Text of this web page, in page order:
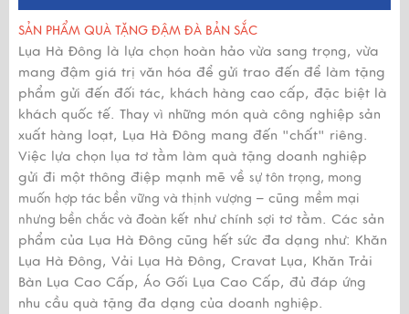
SẢN PHẨM QUÀ TẶNG ĐẬM ĐÀ BẢN SẮC
Lụa Hà Đông là lựa chọn hoàn hảo vừa sang trọng, vừa
mang đậm giá trị văn hóa để gửi trao đến để làm tặng
phẩm gửi đến đối tác, khách hàng cao cấp, đặc biệt là
khách quốc tế. Thay vì những món quà công nghiệp sản
xuất hàng loạt, Lụa Hà Đông mang đến "chất" riêng.
Việc lựa chọn lụa tơ tằm làm quà tặng doanh nghiệp
gửi đi một thông điệp mạnh mẽ về sự tôn trọng, mong
muốn hợp tác bền vững và thịnh vượng – cũng mềm mại
nhưng bền chắc và đoàn kết như chính sợi tơ tằm. Các sản
phẩm của Lụa Hà Đông cũng hết sức đa dạng như: Khăn
Lụa Hà Đông, Vải Lụa Hà Đông, Cravat Lụa, Khăn Trải
Bàn Lụa Cao Cấp, Áo Gối Lụa Cao Cấp, đủ đáp ứng
nhu cầu quà tặng đa dạng của doanh nghiệp.